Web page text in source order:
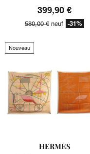
399,90 €
580,00 € neuf -31%
Nouveau
HERMES